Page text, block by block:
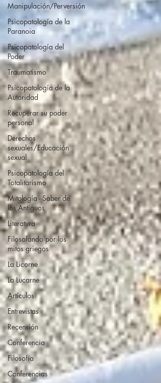
Manipulación/Perversión
Psicopatología de la
Paranoia
Psicopatología del
Poder
Traumatismo
Psicopatología de la
Autoridad
Recuperar su poder
personal
Derechos
sexuales/Educación
sexual
Psicopatología del
Totalitarismo
Mitología - Saber de
los Antiguos
Literatura
Filosofando por los
mitos griegos
La Licorne
La Lucarne
Artículos
Entrevistas
Recensión
Conferencia
Filosofía
Conferencias